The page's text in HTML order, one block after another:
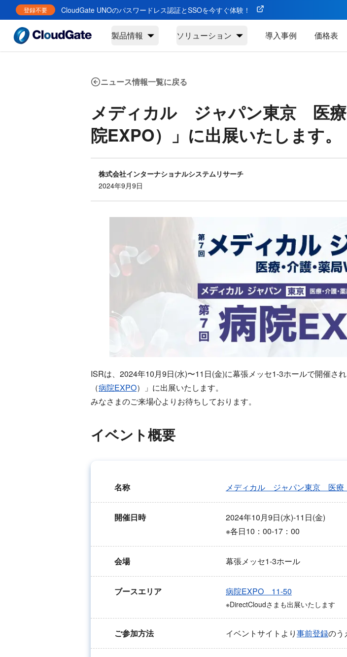
登録不要 CloudGate UNOのパスワードレス認証とSSOを今すぐ体験！
製品情報 ソリューション 導入事例 価格表
ニュース情報一覧に戻る
メディカル ジャパン東京 医療
院EXPO）」に出展いたします。
株式会社インターナショナルシステムリサーチ
2024年9月9日
ISRは、2024年10月9日(水)〜11日(金)に幕張メッセ1-3ホールで開催さ
（病院EXPO）」に出展いたします。
みなさまのご来場心よりお待ちしております。
イベント概要
名称 メディカル ジャパン東京 医療
開催日時
2024年10月9日(水)-11日(金)
※各日10：00-17：00
会場 幕張メッセ1-3ホール
ブースエリア 病院EXPO 11-50
※DirectCloudさまも出展いたします
ご参加方法 イベントサイトより事前登録のう